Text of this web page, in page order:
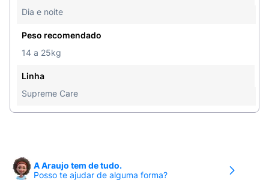
Dia e noite
Peso recomendado
14 a 25kg
Linha
Supreme Care
A Araujo tem de tudo.
Posso te ajudar de alguma forma?